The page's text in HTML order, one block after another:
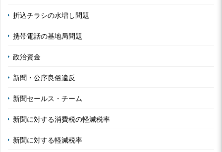
折込チラシの水増し問題
携帯電話の基地局問題
政治資金
新聞・公序良俗違反
新聞セールス・チーム
新聞に対する消費税の軽減税率
新聞に対する軽減税率